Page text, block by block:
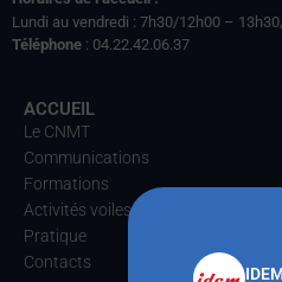
Lundi au vendredi : 7h30/12h00 –
Téléphone : 04.22.42.06.37
ACCUEIL
Le CNMT
Communications
Formations
Activités voiles
Pratique
Contacts